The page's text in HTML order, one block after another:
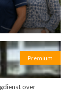
Premium
over